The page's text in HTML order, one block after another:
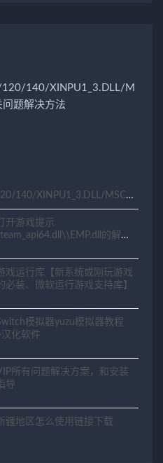
140/XINPU1_3.DLL/MSCV
决方法
开游戏提示
的解决
戏运行库【新系统或刚玩游戏
必装、微软运行游戏支持库】
模拟器yuzu模拟器教程
汉化软件
所有问题解决方案，和安装
导
疆地区怎么使用链接下载